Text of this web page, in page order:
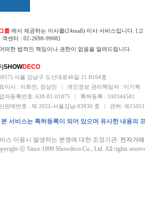
룹 에서 제공하는 이사몰(24mall) 이사 서비스입니다. [고
객센터 : 02-2698-9908]
떠한 법적인 책임이나 권한이 없음을 알려드립니다.
)SHOWDECO
서울 강남구 도산대로46길 21 B104호
이사 : 이희진, 장상진 | 개인정보 관리책임자 : 이기혁
자등록번호: 638-81-01875 | 특허등록 : 100344581
판매번호 : 제 2022-서울강남-03830 호 | 관허: 제
서비스는 특허등록이 되어 있으며 유사한 내용의
스 이용시 발생하는 분쟁에 대한 조정기관: 전자거
ⓒ Since 1999 Showdeco Co., Ltd. All rights